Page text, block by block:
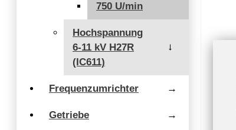
750 U/min
Hochspannung
6-11 kV H27R
(IC611)
→
Frequenzumrichter →
Getriebe →